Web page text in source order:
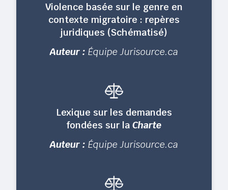
Violence basée sur le genre en
contexte migratoire : repères
juridiques (Schématisé)
Auteur : Équipe Jurisource.ca
Lexique sur les demandes
fondées sur laCharte
Auteur : Équipe Jurisource.ca